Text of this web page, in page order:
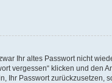
Ihr altes Passwort nicht
vergessen“ klicken und
Ihr Passwort zurückzusetzen,